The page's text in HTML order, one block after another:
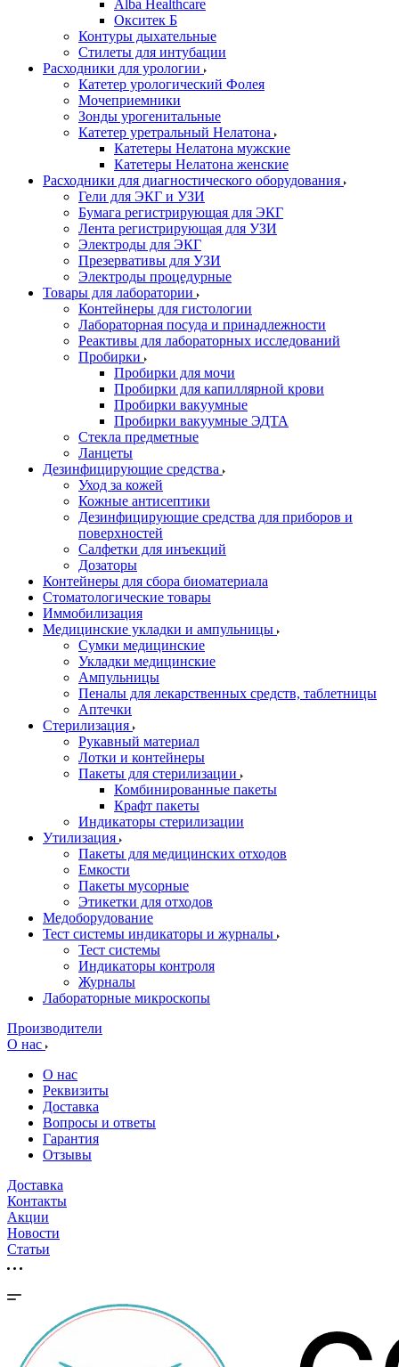
Alba Healthcare
Окситек Б
Контуры дыхательные
Стилеты для интубации
Расходники для урологии
Катетер урологический Фолея
Мочеприемники
Зонды урогенитальные
Катетер уретральный Нелатона
Катетеры Нелатона мужские
Катетеры Нелатона женские
Расходники для диагностического оборудования
Гели для ЭКГ и УЗИ
Бумага регистрирующая для ЭКГ
Лента регистрирующая для УЗИ
Электроды для ЭКГ
Презервативы для УЗИ
Электроды процедурные
Товары для лаборатории
Контейнеры для гистологии
Лабораторная посуда и принадлежности
Реактивы для лабораторных исследований
Пробирки
Пробирки для мочи
Пробирки для капиллярной крови
Пробирки вакуумные
Пробирки вакуумные ЭДТА
Стекла предметные
Ланцеты
Дезинфицирующие средства
Уход за кожей
Кожные антисептики
Дезинфицирующие средства для приборов и
поверхностей
Салфетки для инъекций
Дозаторы
Контейнеры для сбора биоматериала
Стоматологические товары
Иммобилизация
Медицинские укладки и ампульницы
Сумки медицинские
Укладки медицинские
Ампульницы
Пеналы для лекарственных средств, таблетницы
Аптечки
Стерилизация
Рукавный материал
Лотки и контейнеры
Пакеты для стерилизации
Комбинированные пакеты
Крафт пакеты
Индикаторы стерилизации
Утилизация
Пакеты для медицинских отходов
Емкости
Пакеты мусорные
Этикетки для отходов
Медоборудование
Тест системы индикаторы и журналы
Тест системы
Индикаторы контроля
Журналы
Лабораторные микроскопы
Производители
О нас
О нас
Реквизиты
Доставка
Вопросы и ответы
Гарантия
Отзывы
Доставка
Контакты
Акции
Новости
Cтатьи